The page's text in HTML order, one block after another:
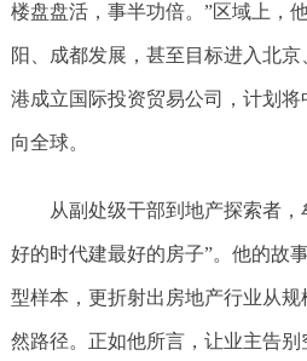
楼盘盘活，事半功倍。”区域上，
阳、成都发展，甚至目标进入北
港成立国际投资贸易公司，计划
向全球。
从副处级干部到地产探索者
好的时代建最好的房子”。他的故
型样本，更折射出房地产行业从
然路径。正如他所言，让业主告